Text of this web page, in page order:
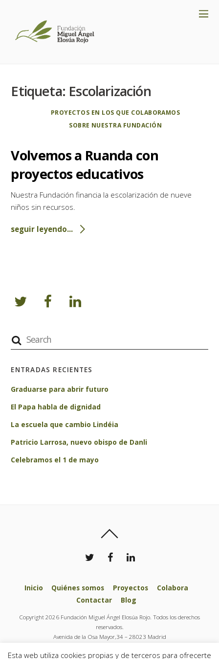
Etiqueta: Escolarización
PROYECTOS EN LOS QUE COLABORAMOS
SOBRE NUESTRA FUNDACIÓN
Volvemos a Ruanda con
proyectos educativos
Nuestra Fundación financia la escolarización de nueve
niños sin recursos.
seguir leyendo...
ENTRADAS RECIENTES
Graduarse para abrir futuro
El Papa habla de dignidad
La escuela que cambio Lindéia
Patricio Larrosa, nuevo obispo de Danli
Celebramos el 1 de mayo
Inicio Quiénes somos Proyectos
Colabora
Contactar
Blog
Copyright 2026 Fundación Miguel Ángel Elosúa Rojo. Todos los derechos
reservados.
Avenida de la Osa Mayor,34 – 28023 Madrid
info@fundacionelosuarojo.org
Esta web utiliza cookies propias y de terceros para ofrecerte